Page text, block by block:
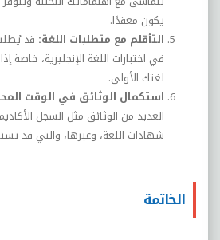
يكون معقدًا.
التأقلم مع متطلبات اللغة: قد
في اختبارات اللغة الإنجليزية، خاصة
لغتك الأولى.
استكمال الوثائق في الوقت
العديد من الوثائق مثل السجل
شهادات اللغة، وغيرها، والتي قد
الخاتمة